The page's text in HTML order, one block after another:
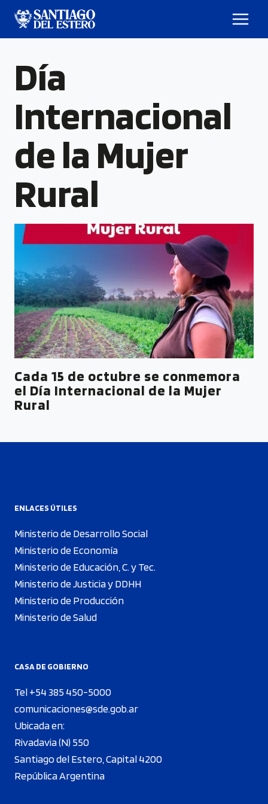
Día
Internacional
de la Mujer
Rural
Cada 15 de octubre se conmemora
el Día Internacional de la Mujer
Rural
ENLACES ÚTILES
Ministerio de Desarrollo Social
Ministerio de Economía
Ministerio de Educación, C. y Tec.
Ministerio de Justicia y DDHH
Ministerio de Producción
Ministerio de Salud
CASA DE GOBIERNO
Tel +54 385 450-5000
comunicaciones@sde.gob.ar
Ubicada en:
Rivadavia (N) 550
Santiago del Estero, Capital 4200
República Argentina